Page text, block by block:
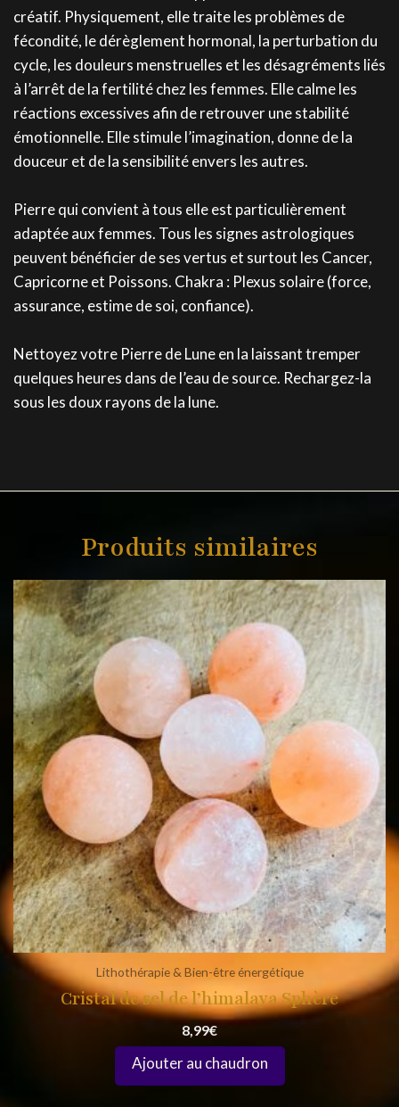
créatif. Physiquement, elle traite les problèmes de
fécondité, le dérèglement hormonal, la perturbation du
cycle, les douleurs menstruelles et les désagréments liés
à l’arrêt de la fertilité chez les femmes. Elle calme les
réactions excessives afin de retrouver une stabilité
émotionnelle. Elle stimule l’imagination, donne de la
douceur et de la sensibilité envers les autres.
Pierre qui convient à tous elle est particulièrement
adaptée aux femmes. Tous les signes astrologiques
peuvent bénéficier de ses vertus et surtout les Cancer,
Capricorne et Poissons. Chakra : Plexus solaire (force,
assurance, estime de soi, confiance).
Nettoyez votre Pierre de Lune en la laissant tremper
quelques heures dans de l’eau de source. Rechargez-la
sous les doux rayons de la lune.
Produits similaires
Lithothérapie & Bien-être énergétique
Cristal de sel de l’himalaya Sphère
8,99€